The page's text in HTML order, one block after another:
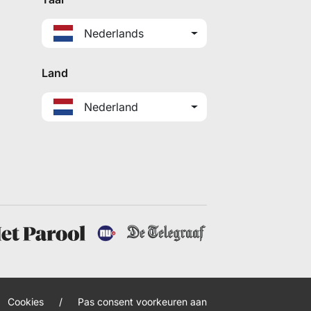
Nederlands
Land
Nederland
Cookies / Pas consent voorkeuren aan